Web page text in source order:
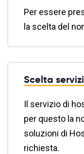
Per essere
la scelta del
Scelta
Il servizio di
per questo la
soluzioni di
richiesta.